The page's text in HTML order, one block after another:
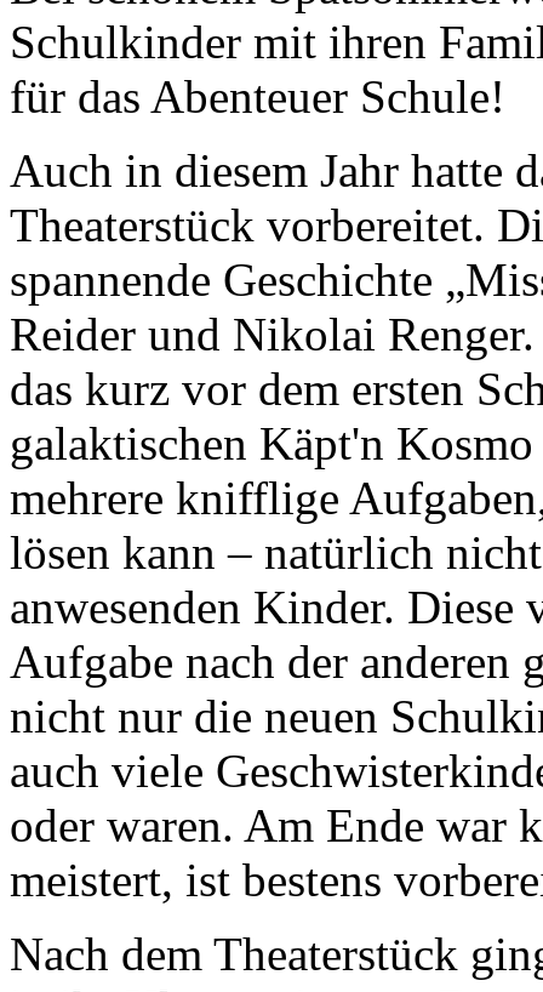
Schulkinder mit ihren
für das Abenteuer Schule!
Auch in diesem Jahr hatte
Theaterstück vorbereitet.
spannende Geschichte
Reider und Nikolai
das kurz vor dem ersten
galaktischen Käpt'n
mehrere knifflige
lösen kann – natürlich
anwesenden Kinder. Diese
Aufgabe nach der anderen
nicht nur die neuen
auch viele
oder waren. Am Ende war
meistert, ist bestens
Nach dem Theaterstück